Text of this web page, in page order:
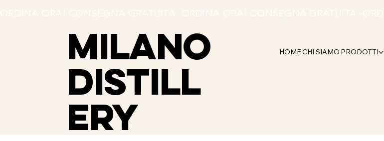
MILANO
Distill
ery
HOMECHI SIAMO PRODOTTI